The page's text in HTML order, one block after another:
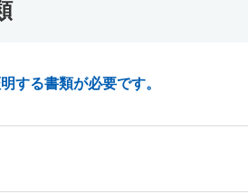
する書類が必要です。